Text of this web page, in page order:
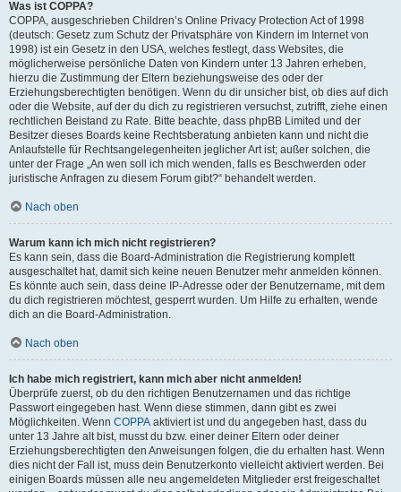
Was ist COPPA?
COPPA, ausgeschrieben Children’s Online Privacy Protection Act of 1998
(deutsch: Gesetz zum Schutz der Privatsphäre von Kindern im Internet von
1998) ist ein Gesetz in den USA, welches festlegt, dass Websites, die
möglicherweise persönliche Daten von Kindern unter 13 Jahren erheben,
hierzu die Zustimmung der Eltern beziehungsweise des oder der
Erziehungsberechtigten benötigen. Wenn du dir unsicher bist, ob dies auf dich
oder die Website, auf der du dich zu registrieren versuchst, zutrifft, ziehe einen
rechtlichen Beistand zu Rate. Bitte beachte, dass phpBB Limited und der
Besitzer dieses Boards keine Rechtsberatung anbieten kann und nicht die
Anlaufstelle für Rechtsangelegenheiten jeglicher Art ist; außer solchen, die
unter der Frage „An wen soll ich mich wenden, falls es Beschwerden oder
juristische Anfragen zu diesem Forum gibt?“ behandelt werden.
Nach oben
Warum kann ich mich nicht registrieren?
Es kann sein, dass die Board-Administration die Registrierung komplett
ausgeschaltet hat, damit sich keine neuen Benutzer mehr anmelden können.
Es könnte auch sein, dass deine IP-Adresse oder der Benutzername, mit dem
du dich registrieren möchtest, gesperrt wurden. Um Hilfe zu erhalten, wende
dich an die Board-Administration.
Nach oben
Ich habe mich registriert, kann mich aber nicht anmelden!
Überprüfe zuerst, ob du den richtigen Benutzernamen und das richtige
Passwort eingegeben hast. Wenn diese stimmen, dann gibt es zwei
Möglichkeiten. Wenn COPPA aktiviert ist und du angegeben hast, dass du
unter 13 Jahre alt bist, musst du bzw. einer deiner Eltern oder deiner
Erziehungsberechtigten den Anweisungen folgen, die du erhalten hast. Wenn
dies nicht der Fall ist, muss dein Benutzerkonto vielleicht aktiviert werden. Bei
einigen Boards müssen alle neu angemeldeten Mitglieder erst freigeschaltet